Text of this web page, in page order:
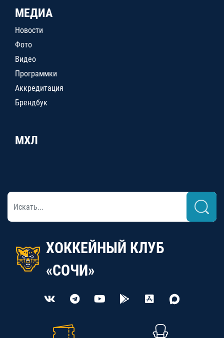
МЕДИА
Новости
Фото
Видео
Программки
Аккредитация
Брендбук
МХЛ
ХОККЕЙНЫЙ КЛУБ
«СОЧИ»